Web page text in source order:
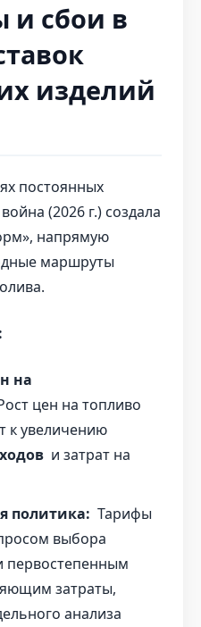
и сбои в
изделий
постоянных
(2026 г.) создала
напрямую
маршруты
на
цен на топливо
к увеличению
и затрат на
политика: Тарифы
выбора
первостепенным
затраты,
анализа